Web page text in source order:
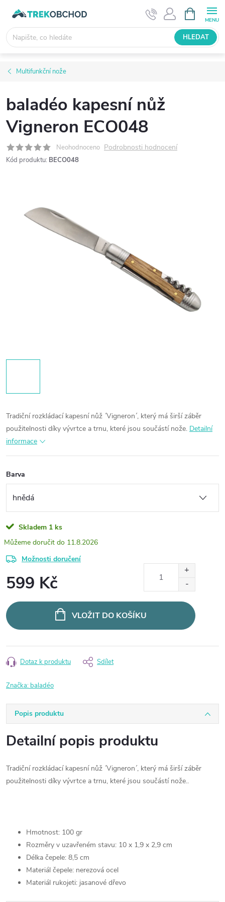
obsah
NÁKUPNÍ
KOŠÍK
HLEDAT
Multifunkční nože
baladéo kapesní nůž
Vigneron ECO048
Neohodnoceno Podrobnosti hodnocení
Kód produktu: BECO048
Tradiční rozkládací kapesní nůž ´Vigneron´, který má širší záběr
použitelnosti díky vývrtce a trnu, které jsou součástí nože. Detailní
informace
Barva
Skladem 1 ks
11.8.2026
Možnosti doručení
599 Kč
cena:
VLOŽIT DO KOŠÍKU
Dotaz k produktu Sdílet
Značka: baladéo
Popis produktu
Detailní popis produktu
Tradiční rozkládací kapesní nůž ´Vigneron´, který má širší záběr
použitelnosti díky vývrtce a trnu, které jsou součástí nože..
Hmotnost: 100 gr
Rozměry v uzavřeném stavu: 10 x 1,9 x 2,9 cm
Délka čepele: 8,5 cm
Materiál čepele: nerezová ocel
Materiál rukojeti: jasanové dřevo